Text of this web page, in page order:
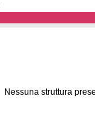
Nessuna struttura